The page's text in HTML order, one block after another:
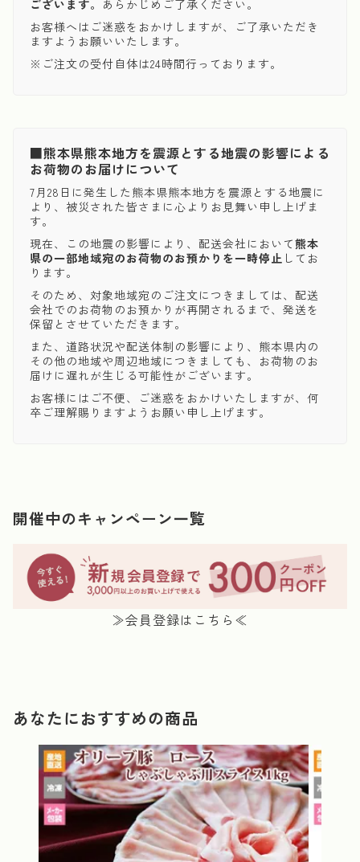
ございます。 あらかじめご了承ください。
お客様へはご迷惑をおかけしますが、ご了承いただき
ますようお願いいたします。
※ご注文の受付自体は24時間行っております。
■熊本県熊本地方を震源とする地震の影響による
お荷物のお届けについて
7月28日に発生した熊本県熊本地方を震源とする地震に
より、被災された皆さまに心よりお見舞い申し上げま
す。
現在、この地震の影響により、配送会社において熊本
県の一部地域宛のお荷物のお預かりを一時停止 してお
ります。
そのため、対象地域宛のご注文につきましては、配送
会社でのお荷物のお預かりが再開されるまで、発送を
保留とさせていただきます。
また、道路状況や配送体制の影響により、熊本県内の
その他の地域や周辺地域につきましても、お荷物のお
届けに遅れが生じる可能性がございます。
お客様にはご不便、ご迷惑をおかけいたしますが、何
卒ご理解賜りますようお願い申し上げます。
開催中のキャンペーン一覧
≫会員登録はこちら≪
あなたにおすすめの商品